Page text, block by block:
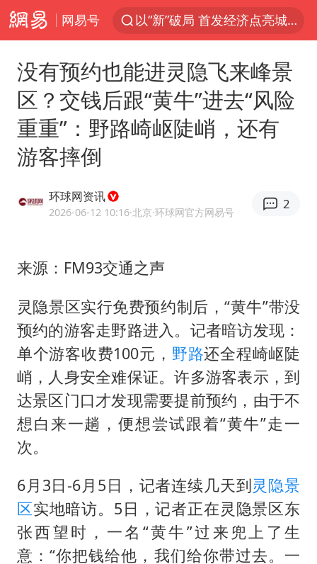
网易号
以“新”破局 首发经济点亮城市消费活力
台风白海豚登陆地点更新
看守所辅警收受10万获刑1年
宇树科技王兴兴身家有望超200亿元
中国养老床位“三连降”
法国下周开始禁止未经同意的电话营销
贵州轮胎子公司获美国退税8136万
郑国霖回应去景区上班被保安拦下
CIA被曝已秘密设立古巴工作组
曝韩足协曾为外籍裁判安排性招待
奋进开新局 实干挑大梁
没有预约也能进灵隐飞来峰景
区？交钱后跟“黄牛”进去“风险
重重”：野路崎岖陡峭，还有
游客摔倒
环球网资讯
2026-06-12 10:16·北京·环球网官方网易号
2
来源：FM93交通之声
灵隐景区实行免费预约制后，“黄牛”带没
预约的游客走野路进入。记者暗访发现：
单个游客收费100元， 野路还全程崎岖陡
峭，人身安全难保证。许多游客表示，到
达景区门口才发现需要提前预约，由于不
想白来一趟，便想尝试跟着“黄牛”走一
次。
6月3日-6月5日，记者连续几天到灵隐景
区实地暗访。5日，记者正在灵隐景区东
张西望时，一名“黄牛”过来兜上了生
意：“你把钱给他，我们给你带过去。一